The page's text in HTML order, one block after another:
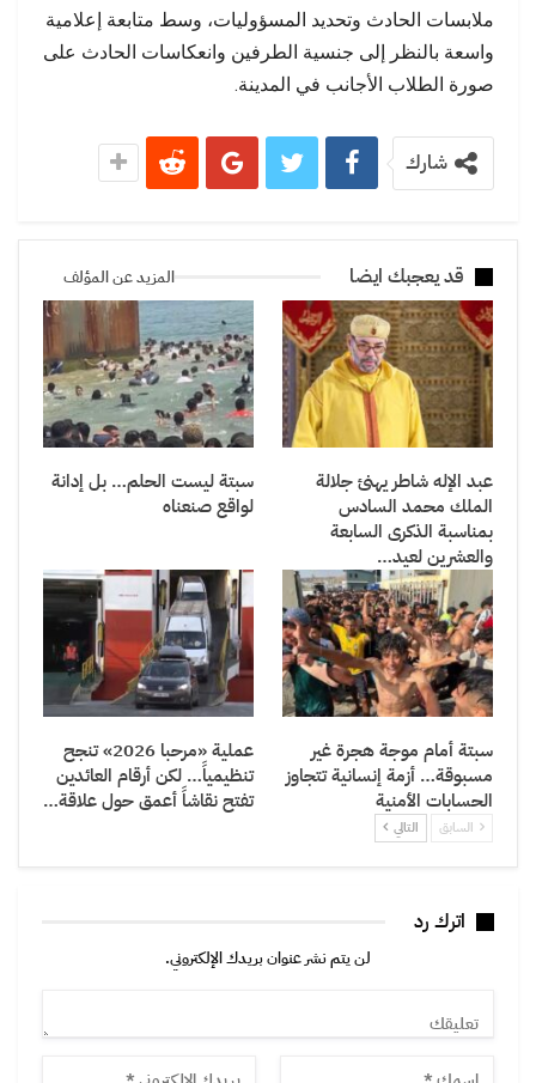
ملابسات الحادث وتحديد المسؤوليات، وسط متابعة إعلامية
واسعة بالنظر إلى جنسية الطرفين وانعكاسات الحادث على
صورة الطلاب الأجانب في المدينة.
شارك
قد يعجبك ايضا المزيد عن المؤلف
عبد الإله شاطر يهنئ جلالة
الملك محمد السادس
بمناسبة الذكرى السابعة
والعشرين لعيد…
سبتة ليست الحلم… بل إدانة
لواقع صنعناه
سبتة أمام موجة هجرة غير
مسبوقة… أزمة إنسانية تتجاوز
الحسابات الأمنية
عملية «مرحبا 2026» تنجح
تنظيمياً… لكن أرقام العائدين
تفتح نقاشاً أعمق حول علاقة…
السابق التالي
اترك رد
لن يتم نشر عنوان بريدك الإلكتروني.